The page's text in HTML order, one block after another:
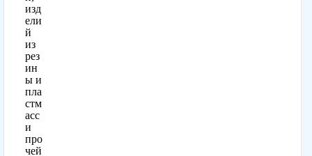
изд
ели
й
из
рез
ин
ы и
пла
стм
асс
и
про
чей